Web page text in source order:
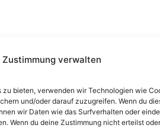
Zustimmung verwalten
zu bieten, verwenden wir Technologien wie
und/oder darauf zuzugreifen. Wenn du
wir Daten wie das Surfverhalten oder
Wenn du deine Zustimmung nicht erteilst oder